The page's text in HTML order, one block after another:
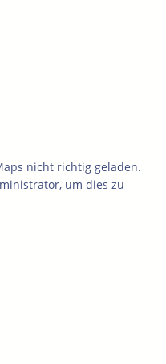
nicht richtig geladen.
um dies zu